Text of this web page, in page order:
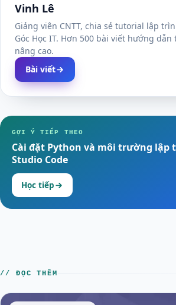
Vinh Lê
Giảng viên CNTT, chia sẻ tutorial lập
Góc Học IT. Hơn 500 bài viết hướng
nâng cao.
Bài viết
GỢI Ý TIẾP THEO
Cài đặt Python và môi trường lập
Studio Code
Học tiếp
// ĐỌC THÊM